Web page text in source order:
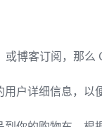
博客订阅，那么
户详细信息，以